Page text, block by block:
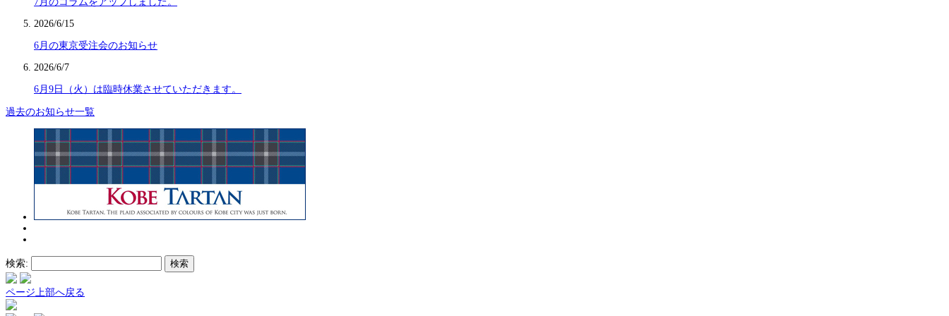
2026/6/15
6月の東京受注会のお知らせ
2026/6/7
6月9日（火）は臨時休業させていただきます。
過去のお知らせ一覧
検索:
ページ上部へ戻る